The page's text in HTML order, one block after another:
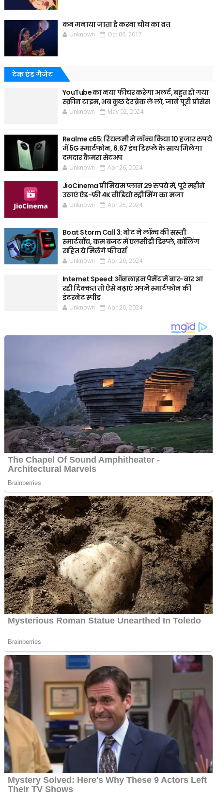
कब मनाया जाता है करवा चौथ का व्रत
Unknown Oct 06, 2017
टेक एंड गैजेट
YouTube का नया फीचर करेगा अलर्ट, बहुत हो गया
स्क्रीन टाइम, अब कुछ देर ब्रेक ले लो, जानें पूरी प्रोसेस
Unknown May 02, 2024
Realme c65: रियलमी ने लॉन्च किया 10 हजार रुपये
में 5G स्मार्टफोन, 6.67 इंच डिस्प्ले के साथ मिलेगा
दमदार कैमरा सेटअप
Unknown Apr 26, 2024
JioCinema प्रीमियम प्लान 29 रुपये में, पूरे महीने
उठाएं ऐड-फ्री 4K वीडियो स्ट्रीमिंग का मजा
Unknown Apr 25, 2024
Boat Storm Call 3: बोट ने लॉन्च की सस्ती
स्मार्टवॉच, कम बजट में एलसीडी डिस्प्ले, कॉलिंग
सहित ये मिलेंगे फीचर्स
Unknown Apr 20, 2024
Internet Speed: ऑनलाइन पेमेंट में बार-बार आ
रही दिक्कत तो ऐसे बढ़ाएं अपने स्मार्टफोन की
इंटरनेट स्पीड
Unknown Apr 20, 2024